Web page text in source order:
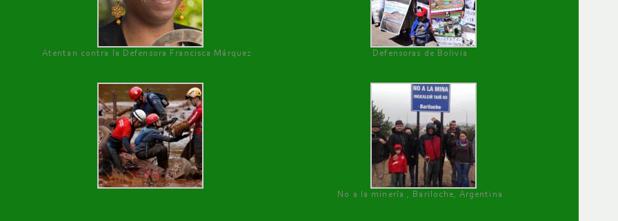
Atentan contra la Defensora Francisca Márquez Defensoras de Bolivia
No a la minería , Bariloche, Argentina